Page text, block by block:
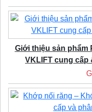
Giới thiệu sản phẩm
VKLIFT cung cấp